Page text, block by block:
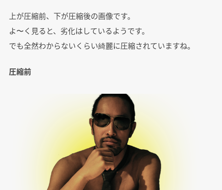
上が圧縮前、下が圧縮後の画像です。
よ〜く見ると、劣化はしているようです。
でも全然わからないくらい綺麗に圧縮されていますね。
圧縮前